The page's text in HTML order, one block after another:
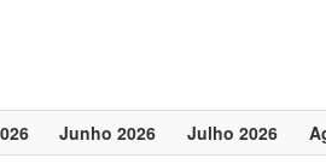
Junho 2026 Julho 2026